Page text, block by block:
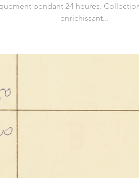
pendant 24 heures.
enrichissant...